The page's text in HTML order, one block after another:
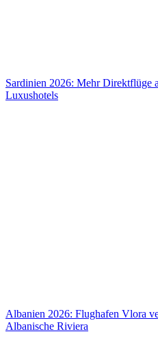
Sardinien 2026: Mehr Direktflüge
Luxushotels
Albanien 2026: Flughafen Vlora
Albanische Riviera